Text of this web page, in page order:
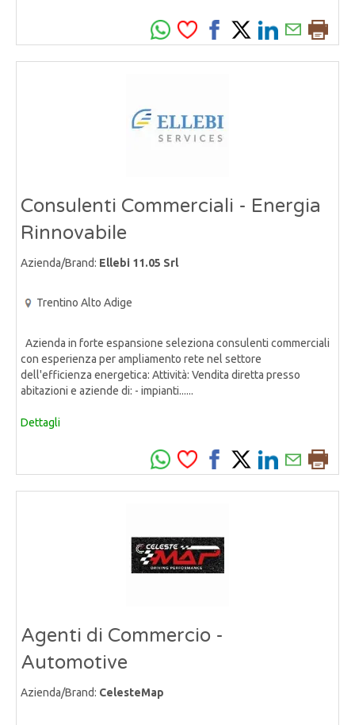
Consulenti Commerciali - Energia
Rinnovabile
Azienda/Brand: Ellebi 11.05 Srl
Trentino Alto Adige
Azienda in forte espansione seleziona consulenti commerciali
con esperienza per ampliamento rete nel settore
dell'efficienza energetica: Attività: Vendita diretta presso
abitazioni e aziende di: - impianti......
Dettagli
Agenti di Commercio -
Automotive
Azienda/Brand: CelesteMap